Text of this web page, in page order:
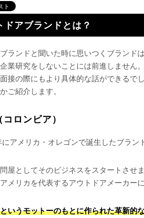
ドアブランドとは？
ランドと聞いた時に思いつくブランド
業研究をしないことには前進しません
接の際にもより具体的な話ができるで
ご紹介します。
ロンビア）
アメリカ・オレゴンで誕生したブラン
屋としてそのビジネスをスタートさせ
メリカを代表するアウトドアメーカー
いうモットーのもとに作られた革新的